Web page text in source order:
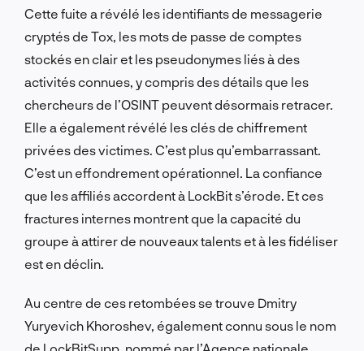
Cette fuite a révélé les identifiants de messagerie
cryptés de Tox, les mots de passe de comptes
stockés en clair et les pseudonymes liés à des
activités connues, y compris des détails que les
chercheurs de l’OSINT peuvent désormais retracer.
Elle a également révélé les clés de chiffrement
privées des victimes. C’est plus qu’embarrassant.
C’est un effondrement opérationnel. La confiance
que les affiliés accordent à LockBit s’érode. Et ces
fractures internes montrent que la capacité du
groupe à attirer de nouveaux talents et à les fidéliser
est en déclin.
Au centre de ces retombées se trouve Dmitry
Yuryevich Khoroshev, également connu sous le nom
de LockBitSupp, nommé par l’Agence nationale